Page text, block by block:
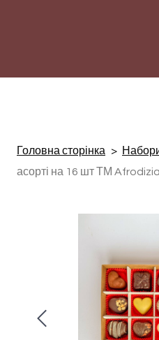
Головна сторінка
асорті на 16 шт ТМ